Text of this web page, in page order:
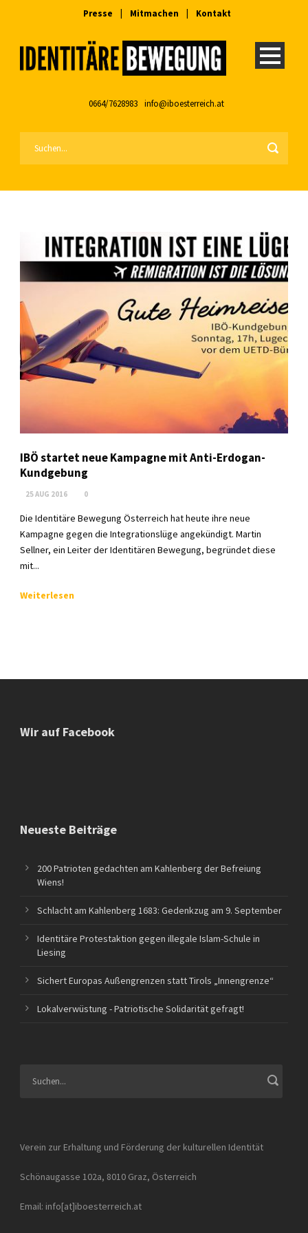
Presse Mitmachen Kontakt
0664/7628983 info@iboesterreich.at
IBÖ startet neue Kampagne mit Anti-Erdogan-
Kundgebung
25 AUG 2016 0
Die Identitäre Bewegung Österreich hat heute ihre neue
Kampagne gegen die Integrationslüge angekündigt. Martin
Sellner, ein Leiter der Identitären Bewegung, begründet diese
mit...
Weiterlesen
Wir auf Facebook
Neueste Beiträge
200 Patrioten gedachten am Kahlenberg der Befreiung
Wiens!
Schlacht am Kahlenberg 1683: Gedenkzug am 9. September
Identitäre Protestaktion gegen illegale Islam-Schule in
Liesing
Sichert Europas Außengrenzen statt Tirols „Innengrenze“
Lokalverwüstung - Patriotische Solidarität gefragt!
Verein zur Erhaltung und Förderung der kulturellen Identität
Schönaugasse 102a, 8010 Graz, Österreich
Email: info[at]iboesterreich.at